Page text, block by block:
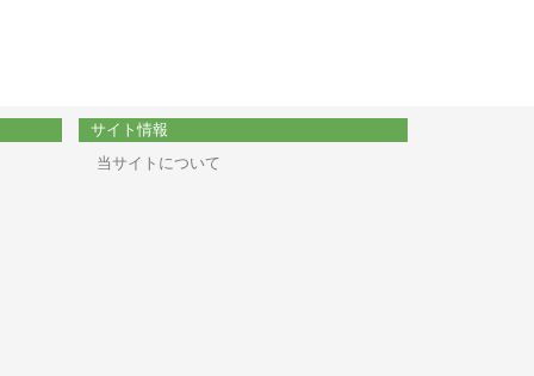
サイト情報
当サイトについて